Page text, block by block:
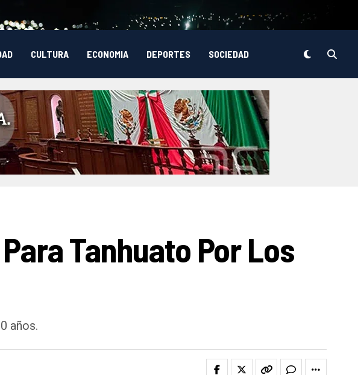
CULTURA ECONOMIA DEPORTES SOCIEDAD
Tanhuato Por Los
años.